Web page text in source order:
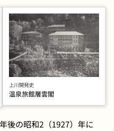
上川開発史
温泉旅館層雲閣
後の昭和2（1927）年に